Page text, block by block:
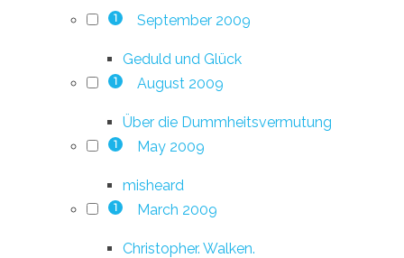
1 September 2009
Geduld und Glück
1 August 2009
Über die Dummheitsvermutung
1 May 2009
misheard
1 March 2009
Christopher. Walken.